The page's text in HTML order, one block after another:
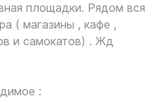
площадки. Рядом вся
( магазины , кафе ,
и самокатов) . Жд
: